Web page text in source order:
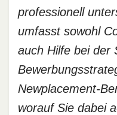
professionell
umfasst sowohl
auch Hilfe bei der
Newplacement-
worauf Sie dabei